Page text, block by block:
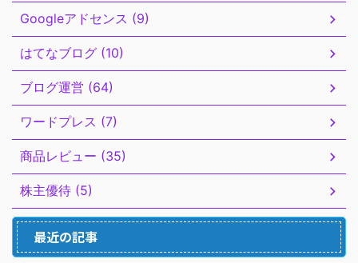
Googleアドセンス (9)
はてなブログ (10)
ブログ運営 (64)
ワードプレス (7)
商品レビュー (35)
株主優待 (5)
最近の記事